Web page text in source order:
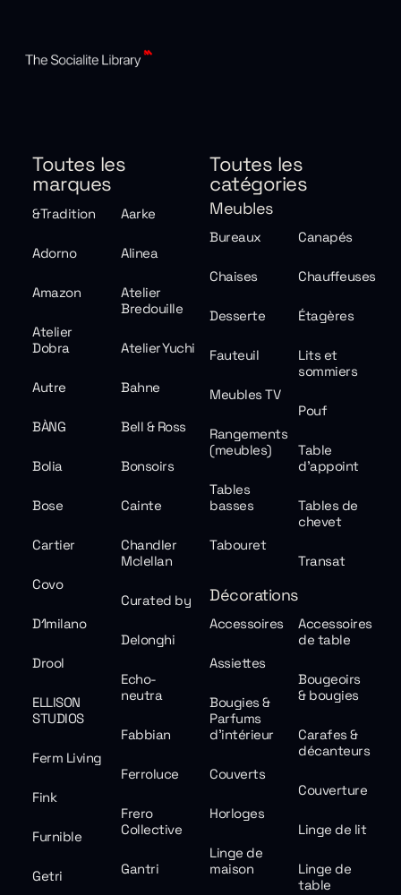
Toutes les
marques
&Tradition Aarke
Adorno Alinea
Amazon
Atelier
Bredouille
Atelier
Dobra
Atelier Yuchi
Autre Bahne
BÀNG Bell & Ross
Bolia Bonsoirs
Bose Cainte
Cartier
Chandler
Mclellan
Covo
Curated by
D1milano
Delonghi
Drool
Echo-
neutra
ELLISON
STUDIOS
Fabbian
Ferm Living
Ferroluce
Fink
Frero
Collective
Furnible
Gantri
Getri
Toutes les
catégories
Meubles
Bureaux Canapés
Chaises Chauffeuses
Desserte Étagères
Fauteuil
Lits et
sommiers
Meubles TV
Pouf
Rangements
(meubles)
Table
d'appoint
Tables
basses
Tables de
chevet
Tabouret
Transat
Décorations
Accessoires
Accessoires
de table
Assiettes
Bougeoirs
& bougies
Bougies &
Parfums
d'intérieur
Carafes &
décanteurs
Couverts
Couverture
Horloges
Linge de lit
Linge de
maison
Linge de
table